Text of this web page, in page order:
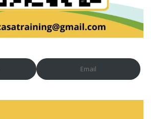
Email